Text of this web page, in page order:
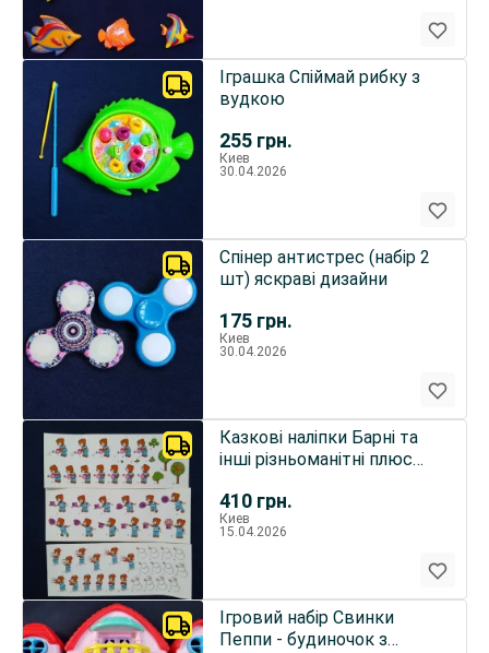
255 грн.
Іграшка Спiймай рибку з
вудкою
Киев
30.04.2026
175 грн.
Спінер антистрес (набір 2
шт) яскраві дизайни
Киев
30.04.2026
410 грн.
Казкові наліпки Барні та
iншi рiзньоманiтнi плюс
Киев
15.04.2026
Ігровий набір Свинки
Пеппи - будиночок з